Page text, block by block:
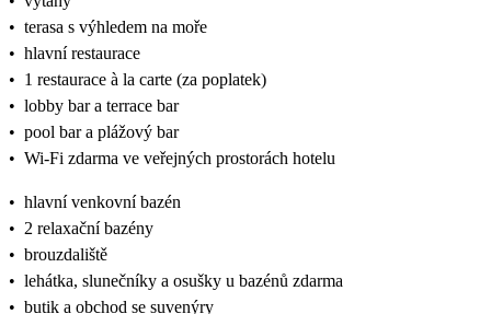
• terasa s výhledem na moře
• hlavní restaurace
• 1 restaurace à la carte (za poplatek)
• lobby bar a terrace bar
• pool bar a plážový bar
• Wi-Fi zdarma ve veřejných prostorách hotelu
• hlavní venkovní bazén
• 2 relaxační bazény
• brouzdaliště
• lehátka, slunečníky a osušky u bazénů zdarma
• butik a obchod se suvenýry